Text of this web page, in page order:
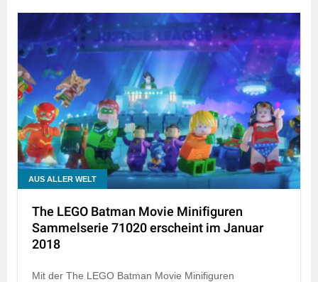
AUS ALLER WELT
The LEGO Batman Movie Minifiguren
Sammelserie 71020 erscheint im Januar
2018
Mit der The LEGO Batman Movie Minifiguren